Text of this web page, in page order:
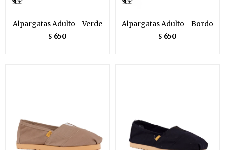
Alpargatas Adulto - Verde
$ 650
Alpargatas Adulto - Bordo
$ 650